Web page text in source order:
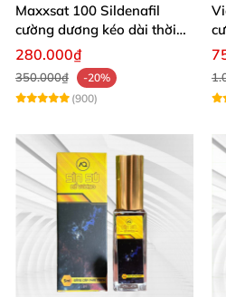
Maxxsat 100 Sildenafil
cường dương kéo dài thời
gian cho nam
280.000₫
350.000₫
-20%
(900)